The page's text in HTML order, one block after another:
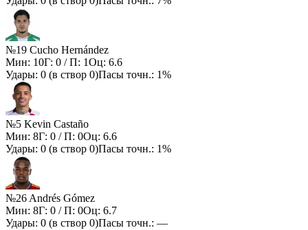
№19 Cucho Hernández
Мин: 10Г: 0 / П: 1Оц: 6.6
Удары: 0 (в створ 0)Пасы точн.: 1%
№5 Kevin Castaño
Мин: 8Г: 0 / П: 0Оц: 6.6
Удары: 0 (в створ 0)Пасы точн.: 1%
№26 Andrés Gómez
Мин: 8Г: 0 / П: 0Оц: 6.7
Удары: 0 (в створ 0)Пасы точн.: —